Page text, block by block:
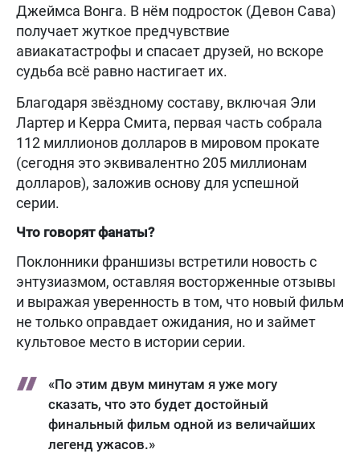
Джеймса Вонга. В нём подросток (Девон Сава)
получает жуткое предчувствие
авиакатастрофы и спасает друзей, но вскоре
судьба всё равно настигает их.
Благодаря звёздному составу, включая Эли
Лартер и Керра Смита, первая часть собрала
112 миллионов долларов в мировом прокате
(сегодня это эквивалентно 205 миллионам
долларов), заложив основу для успешной
серии.
Что говорят фанаты?
Поклонники франшизы встретили новость с
энтузиазмом, оставляя восторженные отзывы
и выражая уверенность в том, что новый фильм
не только оправдает ожидания, но и займет
культовое место в истории серии.
«По этим двум минутам я уже могу
сказать, что это будет достойный
финальный фильм одной из величайших
легенд ужасов.»